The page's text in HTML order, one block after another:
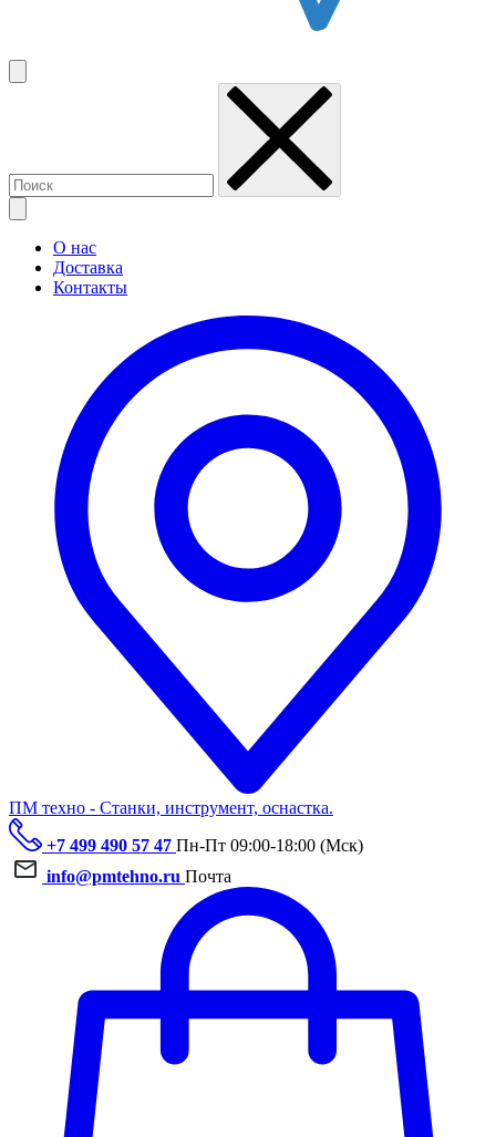
О нас
Доставка
Контакты
ПМ техно - Станки, инструмент, оснастка.
+7 499 490 57 47 Пн-Пт 09:00-18:00 (Мск)
info@pmtehno.ru Почта